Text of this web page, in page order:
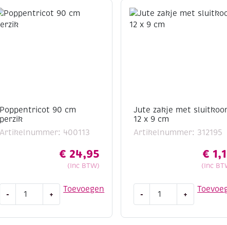
Poppentricot 90 cm
perzik
Artikelnummer: 400113
€ 24,95
(Inc BTW)
Toevoegen
- +
Jute zakje met
12 x 9 cm
Artikelnummer: 312195
€
(Inc
- +